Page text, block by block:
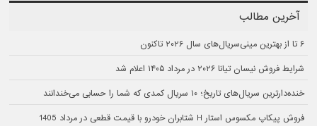
آخرین مطالب
۶ تا از بهترین مینی‌سریال‌های سال ۲۰۲۶ تاکنون
شرایط فروش نیسان تیانا ۲۰۲۶ در مرداد ۱۴۰۵ اعلام شد
خنده‌دارترین سریال‌های تاریخ؛ ۱۰ سریال کمدی که شما را حسابی می‌خندانند
فروش پیکاپ مکسوس استار H شتابران خودرو با قیمت قطعی در مرداد 1405